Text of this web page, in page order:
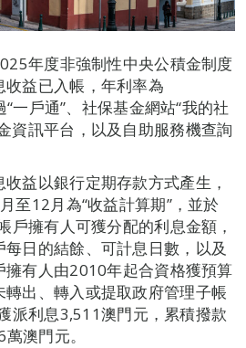
年度非強制性中央公積金制度
益已入帳，年利率為
一戶通”、社保基金網站“我的社
資訊平台，以及自助服務機查詢
益以銀行定期存款方式產生，
至12月為“收益計算期”，並於
戶擁有人可獲分配的利息金額，
日的結餘、可計息日數，以及
有人由2010年起合資格獲預算
出、轉入或提取政府管理子帳
派利息3,511澳門元，累積撥款
澳門元。